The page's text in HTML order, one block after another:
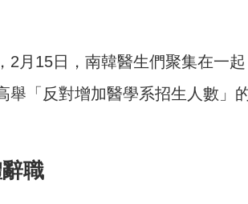
2月15日，南韓醫生們聚集在一起
舉「反對增加醫學系招生人數」
職